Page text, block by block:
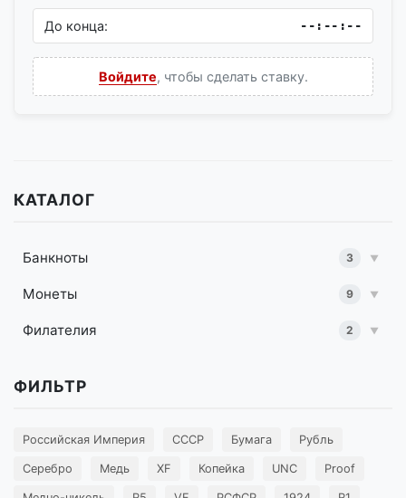
До конца: --:--:--
Войдите, чтобы сделать ставку.
КАТАЛОГ
Банкноты 3 ▼
Монеты 9 ▼
Филателия 2 ▼
ФИЛЬТР
Российская Империя СССР Бумага Рубль
Серебро Медь XF Копейка UNC Proof